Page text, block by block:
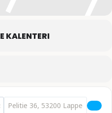
KALENTERI
- Darras Taas []
Destination Address - Mixtuura -